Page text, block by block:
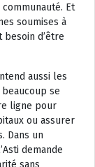
Et
soumises à
d’être
aussi les
se
ligne pour
ou assurer
Dans un
demande
sans